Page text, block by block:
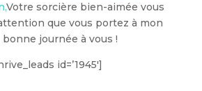
Votre sorcière bien-aimée vous
que vous portez à mon
journée à vous !
id=’1945′]